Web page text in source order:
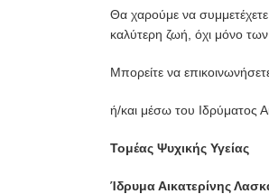
Θα χαρούμε να
καλύτερη ζωή, όχι μόνο
Μπορείτε να
ή/και μέσω του Ιδρύματος
Τομέας Ψυχικής Υγείας
Ίδρυμα Αικατερίνης